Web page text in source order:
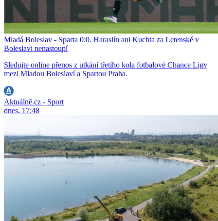
Mladá Boleslav - Sparta 0:0. Haraslín ani Kuchta za Letenské v
Boleslavi nenastoupí
Sledujte online přenos z utkání třetího kola fotbalové Chance Ligy
mezi Mladou Boleslaví a Spartou Praha.
Aktuálně.cz - Sport
dnes, 17:48